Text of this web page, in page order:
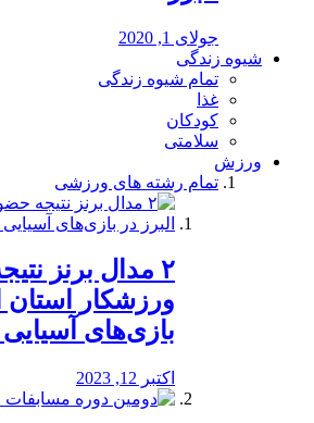
جولای 1, 2020
شیوه زندگی
تمام شیوه زندگی
غذا
کودکان
سلامتی
ورزش
تمام رشته های ورزشی
ورزشکار استان
بازی‌های آسیایی
اکتبر 12, 2023